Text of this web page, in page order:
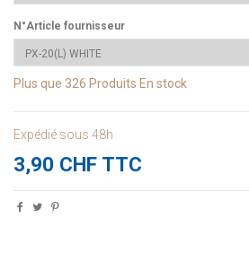
N°Article fournisseur
Plus que 326 Produits En stock
Expédié sous 48h
3,90 CHF TTC